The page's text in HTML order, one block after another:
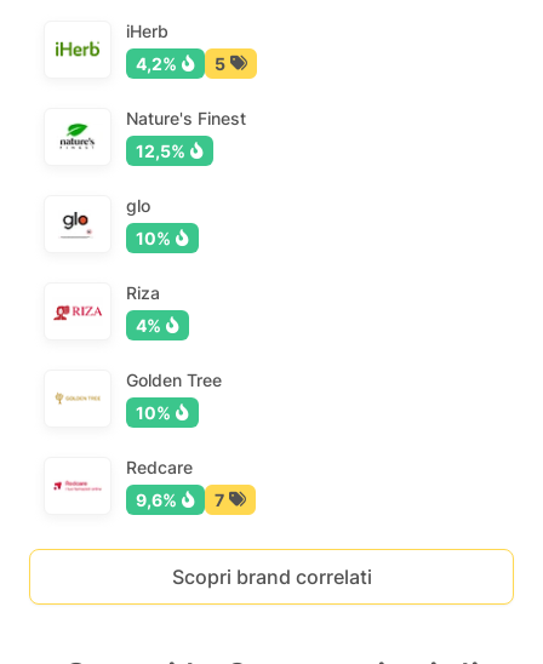
iHerb
4,2%
5
Nature's Finest
12,5%
glo
10%
Riza
4%
Golden Tree
10%
Redcare
9,6%
7
Scopri brand correlati